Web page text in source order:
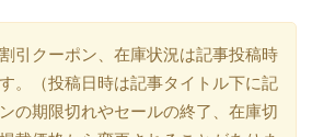
引クーポン、在庫状況は記事投稿時
。（投稿日時は記事タイトル下に記
の期限切れやセールの終了、在庫切